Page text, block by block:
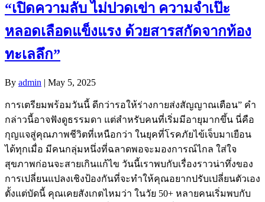
“เปิดความลับ ไม่ปวดเข่า ความจำเป๊ะ
หลอดเลือดแข็งแรง ด้วยสารสกัดจากท้อง
ทะเลลึก”
By admin | May 5, 2025
การเตรียมพร้อมวันนี้ ดีกว่ารอให้ร่างกายส่งสัญญาณเตือน” คำ
กล่าวนี้อาจฟังดูธรรมดา แต่สำหรับคนที่เริ่มมีอายุมากขึ้น นี่คือ
กุญแจสู่คุณภาพชีวิตที่เหนือกว่า ในยุคที่โรคภัยไข้เจ็บมาเยือน
ได้ทุกเมื่อ มีคนกลุ่มหนึ่งที่ฉลาดพอจะมองการณ์ไกล ใส่ใจ
สุขภาพก่อนจะสายเกินแก้ไข วันนี้เราพบกับเรื่องราวน่าทึ่งของ
การเปลี่ยนแปลงเชิงป้องกันที่จะทำให้คุณอยากปรับเปลี่ยนตัวเอง
ตั้งแต่บัดนี้ คุณเคยสังเกตไหมว่า ในวัย 50+ หลายคนเริ่มพบกับ